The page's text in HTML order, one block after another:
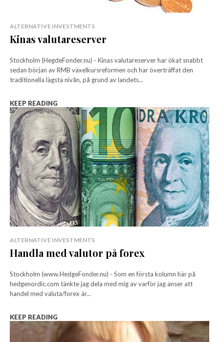
ALTERNATIVE INVESTMENTS
Kinas valutareserver
Stockholm (HegdeFonder.nu) - Kinas valutareserver har ökat snabbt
sedan början av RMB växelkursreformen och har överträffat den
traditionella lägsta nivån, på grund av landets...
KEEP READING
ALTERNATIVE INVESTMENTS
Handla med valutor på forex
Stockholm (www.HedgeFonder.nu) - Som en första kolumn här på
hedgenordic.com tänkte jag dela med mig av varför jag anser att
handel med valuta/forex är...
KEEP READING